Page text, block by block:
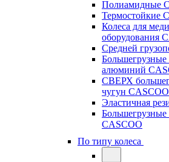
Полиамидные
Термостойкие
Колеса для
оборудования
Средней
Большегрузные
алюминий
СВЕРХ
чугун CASCOO
Эластичная
CASCOO
По типу колеса